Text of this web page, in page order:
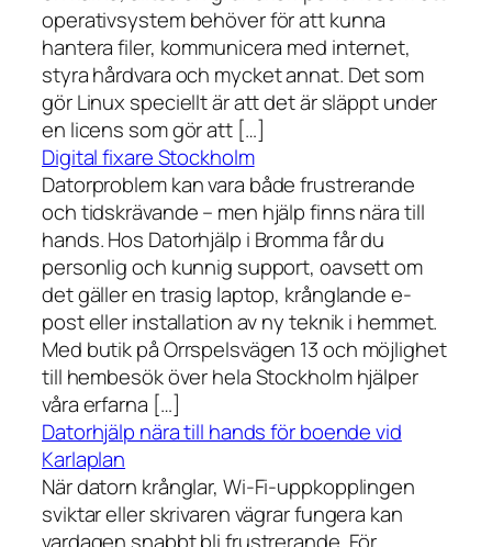
operativsystem behöver för att kunna
hantera filer, kommunicera med internet,
styra hårdvara och mycket annat. Det som
gör Linux speciellt är att det är släppt under
en licens som gör att […]
Digital fixare Stockholm
Datorproblem kan vara både frustrerande
och tidskrävande – men hjälp finns nära till
hands. Hos Datorhjälp i Bromma får du
personlig och kunnig support, oavsett om
det gäller en trasig laptop, krånglande e-
post eller installation av ny teknik i hemmet.
Med butik på Orrspelsvägen 13 och möjlighet
till hembesök över hela Stockholm hjälper
våra erfarna […]
Datorhjälp nära till hands för boende vid
Karlaplan
När datorn krånglar, Wi-Fi-uppkopplingen
sviktar eller skrivaren vägrar fungera kan